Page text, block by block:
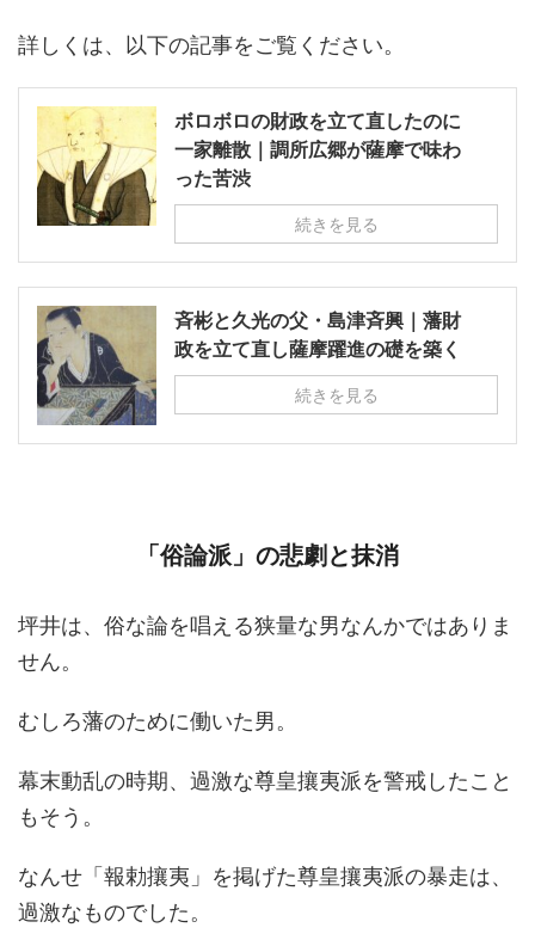
詳しくは、以下の記事をご覧ください。
ボロボロの財政を立て直したのに
一家離散｜調所広郷が薩摩で味わ
った苦渋
続きを見る
斉彬と久光の父・島津斉興｜藩財
政を立て直し薩摩躍進の礎を築く
続きを見る
「俗論派」の悲劇と抹消
坪井は、俗な論を唱える狭量な男なんかではありま
せん。
むしろ藩のために働いた男。
幕末動乱の時期、過激な尊皇攘夷派を警戒したこと
もそう。
なんせ「報勅攘夷」を掲げた尊皇攘夷派の暴走は、
過激なものでした。